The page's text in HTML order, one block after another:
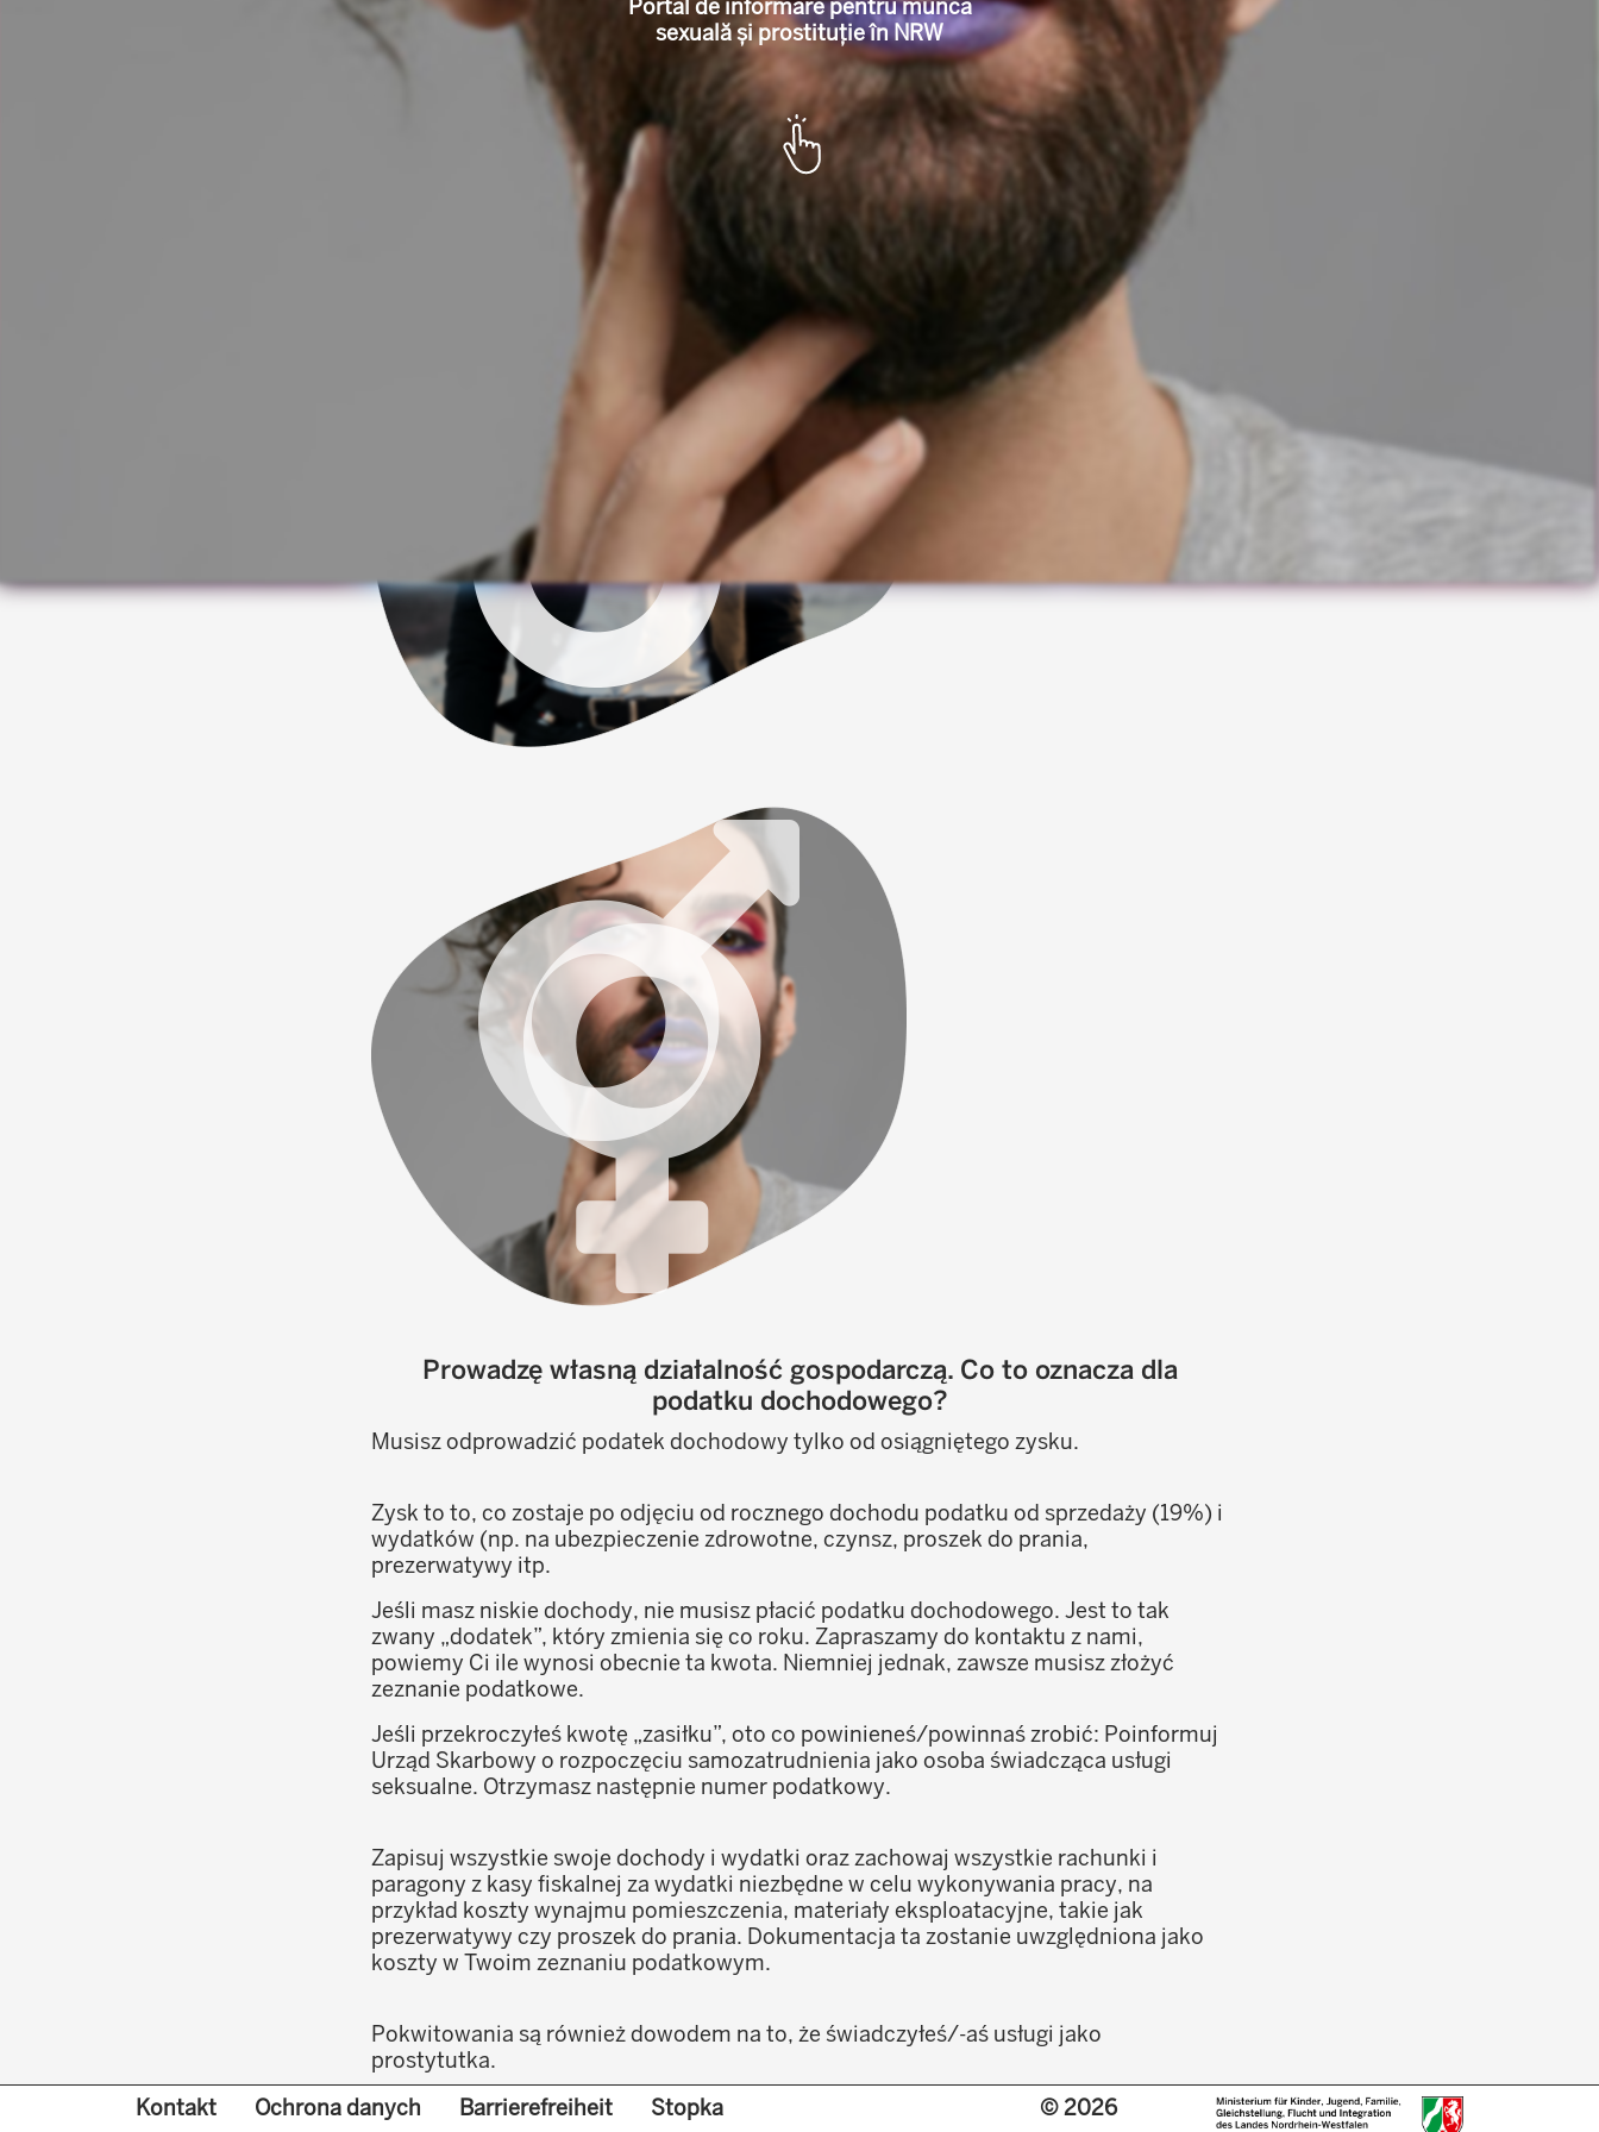
Informationsportal für Sexarbeit und Prostitution in
Portal de informare pentru munca
sexuală și prostituție în NRW
Prowadzę własną działalność gospodarczą. Co to oznacza dla
podatku dochodowego?
Musisz odprowadzić podatek dochodowy tylko od osiągniętego zysku.
Zysk to to, co zostaje po odjęciu od rocznego dochodu podatku od sprzedaży (19%) i
wydatków (np. na ubezpieczenie zdrowotne, czynsz, proszek do prania,
prezerwatywy itp.
Jeśli masz niskie dochody, nie musisz płacić podatku dochodowego. Jest to tak
zwany „dodatek”, który zmienia się co roku. Zapraszamy do kontaktu z nami,
powiemy Ci ile wynosi obecnie ta kwota. Niemniej jednak, zawsze musisz złożyć
zeznanie podatkowe.
Jeśli przekroczyłeś kwotę „zasiłku”, oto co powinieneś/powinnaś zrobić: Poinformuj
Urząd Skarbowy o rozpoczęciu samozatrudnienia jako osoba świadcząca usługi
seksualne. Otrzymasz następnie numer podatkowy.
Zapisuj wszystkie swoje dochody i wydatki oraz zachowaj wszystkie rachunki i
paragony z kasy fiskalnej za wydatki niezbędne w celu wykonywania pracy, na
przykład koszty wynajmu pomieszczenia, materiały eksploatacyjne, takie jak
prezerwatywy czy proszek do prania. Dokumentacja ta zostanie uwzględniona jako
koszty w Twoim zeznaniu podatkowym.
Pokwitowania są również dowodem na to, że świadczyłeś/-aś usługi jako
prostytutka.
Przechowuj wszystkie faktury, umowy najmu i rachunki przez okres 10 lat.
Unter Fußzeilenmenü
Kontakt Ochrona danych Barrierefreiheit Stopka © 2026